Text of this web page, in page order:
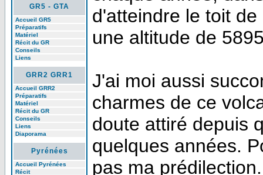
GR5 - GTA
Accueil GR5
Préparatifs
Matériel
Récit du GR
Conseils
Liens
GRR2 GRR1
Accueil GRR2
Préparatifs
Matériel
Récit du GR
Conseils
Liens
Diaporama
Pyrénées
Accueil Pyrénées
Récit
d'atteindre le toit
une altitude de
J'ai moi aussi
charmes de ce
doute attiré depuis
quelques années.
pas ma